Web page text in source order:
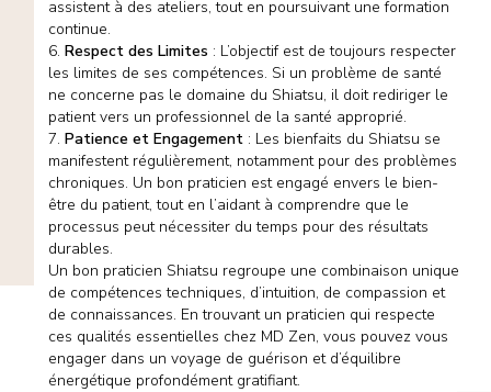
assistent à des ateliers, tout en poursuivant une formation
continue.
6. Respect des Limites : L’objectif est de toujours respecter
les limites de ses compétences. Si un problème de santé
ne concerne pas le domaine du Shiatsu, il doit rediriger le
patient vers un professionnel de la santé approprié.
7. Patience et Engagement : Les bienfaits du Shiatsu se
manifestent régulièrement, notamment pour des problèmes
chroniques. Un bon praticien est engagé envers le bien-
être du patient, tout en l’aidant à comprendre que le
processus peut nécessiter du temps pour des résultats
durables.
Un bon praticien Shiatsu regroupe une combinaison unique
de compétences techniques, d’intuition, de compassion et
de connaissances. En trouvant un praticien qui respecte
ces qualités essentielles chez MD Zen, vous pouvez vous
engager dans un voyage de guérison et d’équilibre
énergétique profondément gratifiant.